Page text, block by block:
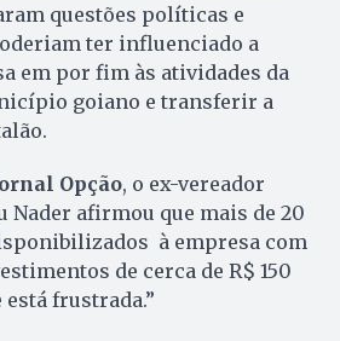
questões políticas e
ter influenciado a
em por fim às atividades da
goiano e transferir a
Opção, o ex-vereador
Nader afirmou que mais de 20
à empresa com
de cerca de R$ 150
frustrada.”